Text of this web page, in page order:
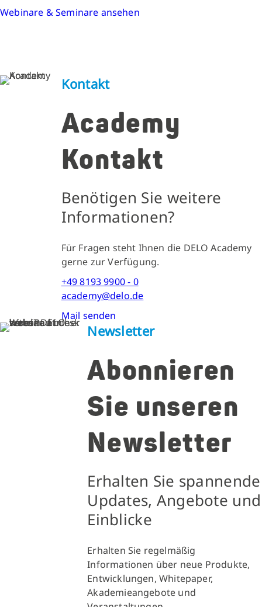
Webinare & Seminare ansehen
Kontakt
Academy
Kontakt
Benötigen Sie weitere
Informationen?
Für Fragen steht Ihnen die DELO Academy
gerne zur Verfügung.
+49 8193 9900 - 0
academy@delo.de
Mail senden
Newsletter
Abonnieren
Sie unseren
Newsletter
Erhalten Sie spannende
Updates, Angebote und
Einblicke
Erhalten Sie regelmäßig
Informationen über neue Produkte,
Entwicklungen, Whitepaper,
Akademieangebote und